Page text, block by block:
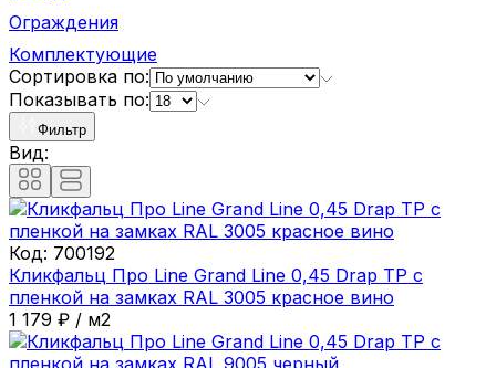
Ограждения
Комплектующие
Сортировка по:
Показывать по:
Фильтр
Вид:
Код: 700192
Кликфальц Про Line Grand Line 0,45 Drap ТР с
пленкой на замках RAL 3005 красное вино
1 179 ₽ / м2